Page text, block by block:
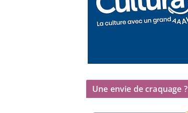
Une envie de craquage ?